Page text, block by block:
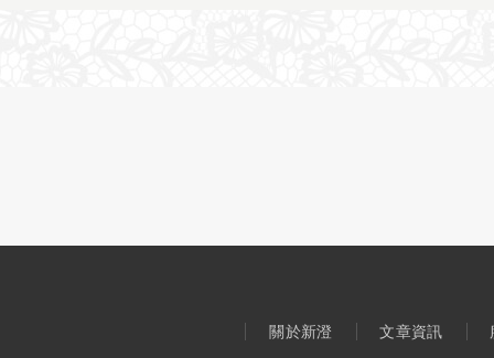
關於新澄 文章資訊